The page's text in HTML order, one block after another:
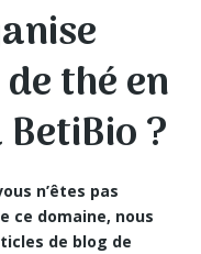
thé en
?
n’êtes pas
ce domaine, nous
de blog de